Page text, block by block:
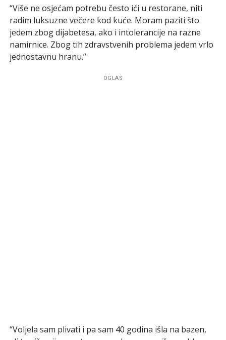
“Više ne osjećam potrebu često ići u restorane, niti
radim luksuzne večere kod kuće. Moram paziti što
jedem zbog dijabetesa, ako i intolerancije na razne
namirnice. Zbog tih zdravstvenih problema jedem vrlo
jednostavnu hranu.”
OGLAS
“Voljela sam plivati i pa sam 40 godina išla na bazen,